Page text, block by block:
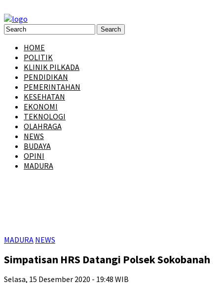
HOME
POLITIK
KLINIK PILKADA
PENDIDIKAN
PEMERINTAHAN
KESEHATAN
EKONOMI
TEKNOLOGI
OLAHRAGA
NEWS
BUDAYA
OPINI
MADURA
MADURA NEWS
Simpatisan HRS Datangi Polsek Sokobanah
Selasa, 15 Desember 2020 - 19:48 WIB